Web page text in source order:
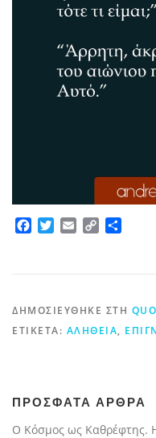
Facebook
TwitterEmailCopy
ΔΗΜΟΣΙΕΎΘΗΚΕ ΣΤΗ
ΕΤΙΚΈΤΑ: ΑΛΉΘΕΙΑ,
ΠΡΟΣΦΑΤΑ ΑΡΘΡΑ
Ο Κόσμος ως Καθρέφτης.